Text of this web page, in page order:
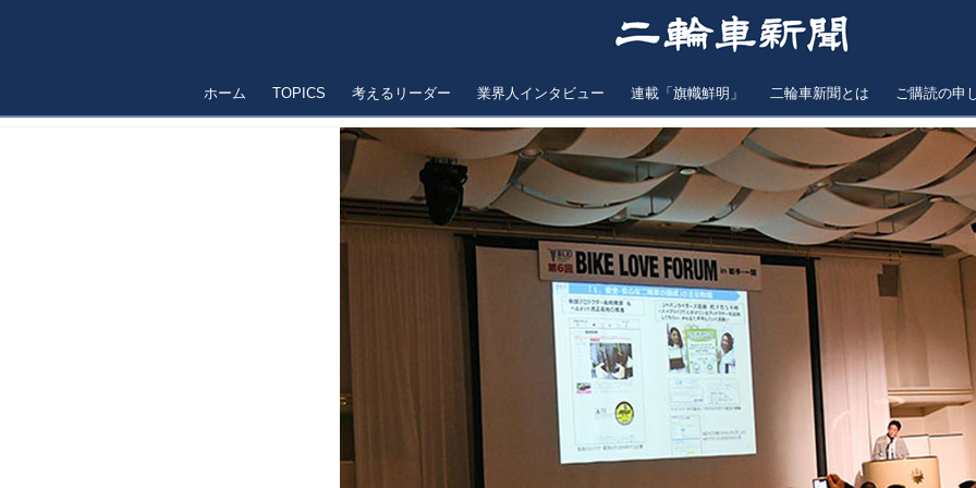
ホーム TOPICS 考えるリーダー 業界人インタビュー 連載「旗幟鮮明」 二輪車新聞とは ご購読の申